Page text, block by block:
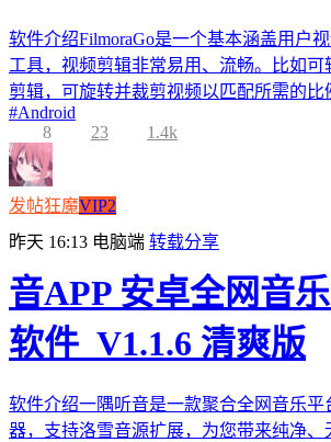
软件介绍FilmoraGo是一个基本涵盖用户
工具，视频剪辑非常易用、流畅。比如可
剪辑，可旋转并裁剪视频以匹配所需的比
#Android
8
23 1.4k
发帖狂魔VIP2
昨天 16:13 电脑端 转载分享
音APP 安卓全网音
软件_V1.1.6 清爽版
软件介绍一隅听音是一款聚合全网音乐
器，支持洛雪音源扩展，为您带来纯净、